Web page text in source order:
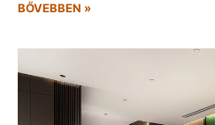
BŐVEBBEN »